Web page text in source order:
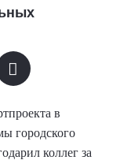
в
городского
коллег за